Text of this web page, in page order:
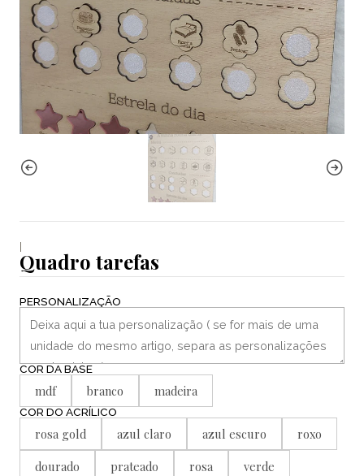
|
Quadro tarefas
PERSONALIZAÇÃO
COR DA BASE
mdf branco madeira
COR DO ACRÍLICO
rosa gold azul claro azul escuro
roxo
dourado
prateado rosa
verde